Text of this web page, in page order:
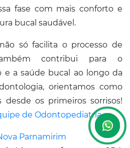
fase com mais conforto e
bucal saudável.
só facilita o processo de
contribui para o
e a saúde bucal ao longo da
orientamos como
os primeiros sorrisos!
de Odontopediatria.
Parnamirim